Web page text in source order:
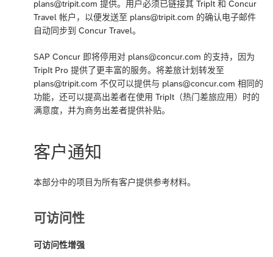
plans@tripit.com 提供。用户必须已链接其 TripIt 和 Concur
Travel 帐户，以便发送至 plans@tripit.com 的确认电子邮件
自动同步到 Concur Travel。
SAP Concur 即将停用对 plans@concur.com 的支持，因为
TripIt Pro 提供了更丰富的服务。将差旅计划转发至
plans@tripit.com 不仅可以提供与 plans@concur.com 相同的
功能，还可以提高出差者在使用 TripIt（热门差旅应用）时的
满意度，并为商务出差者提供补贴。
客户通知
本部分中的项目为所有客户提供参考材料。
可访问性
可访问性增强